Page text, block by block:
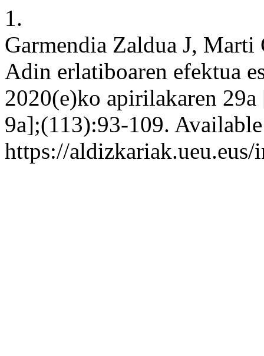
1.
Garmendia Zaldua J,
Adin erlatiboaren efektua
2020(e)ko apirilakaren
9a];(113):93-109.
https://